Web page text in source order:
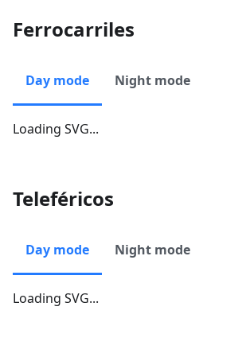
Ferrocarriles
Day mode Night mode
Loading SVG...
Teleféricos
Day mode Night mode
Loading SVG...